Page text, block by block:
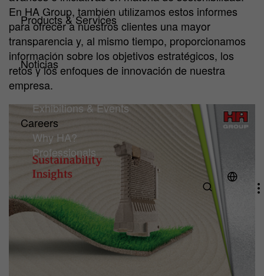
HA Center of Competence
Products & Services
Products
Service
Noticias
Artículos técnicos y noticias
Downloads
Exhibitions & Events
Careers
Why HA?
Professionals
En HA Group, también utilizamos estos informes
para ofrecer a nuestros clientes una mayor
transparencia y, al mismo tiempo, proporcionamos
información sobre los objetivos estratégicos, los
retos y los enfoques de innovación de nuestra
empresa.